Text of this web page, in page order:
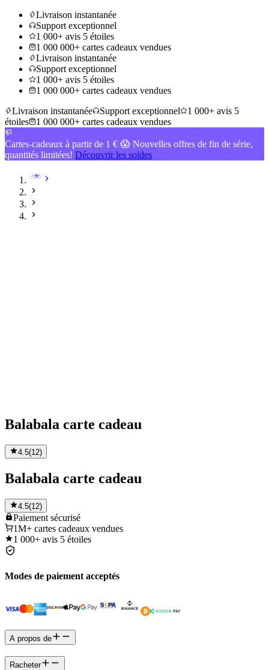
Livraison instantanée
Support exceptionnel
1 000+ avis 5 étoiles
1 000 000+ cartes cadeaux vendues
Livraison instantanée
Support exceptionnel
1 000+ avis 5 étoiles
1 000 000+ cartes cadeaux vendues
Livraison instantanée
Support exceptionnel
1 000+ avis 5
étoiles
1 000 000+ cartes cadeaux vendues
Cartes-cadeaux à partir de 1 € 😱 Nouvelles offres de fin de série,
quantités limitées! Découvrir les soldes
Balabala carte cadeau
4.5(12)
Balabala carte cadeau
4.5(12)
Paiement sécurisé
1M+ cartes cadeaux vendues
1 000+ avis 5 étoiles
Modes de paiement acceptés
A propos de
Racheter